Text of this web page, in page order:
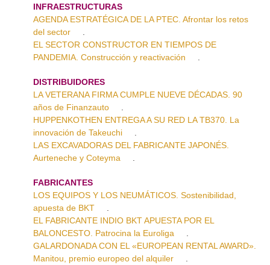
INFRAESTRUCTURAS
AGENDA ESTRATÉGICA DE LA PTEC. Afrontar los retos
del sector
EL SECTOR CONSTRUCTOR EN TIEMPOS DE
PANDEMIA. Construcción y reactivación
DISTRIBUIDORES
LA VETERANA FIRMA CUMPLE NUEVE DÉCADAS. 90
años de Finanzauto
HUPPENKOTHEN ENTREGA A SU RED LA TB370. La
innovación de Takeuchi
LAS EXCAVADORAS DEL FABRICANTE JAPONÉS.
Aurteneche y Coteyma
FABRICANTES
LOS EQUIPOS Y LOS NEUMÁTICOS. Sostenibilidad,
apuesta de BKT
EL FABRICANTE INDIO BKT APUESTA POR EL
BALONCESTO. Patrocina la Euroliga
GALARDONADA CON EL «EUROPEAN RENTAL AWARD».
Manitou, premio europeo del alquiler